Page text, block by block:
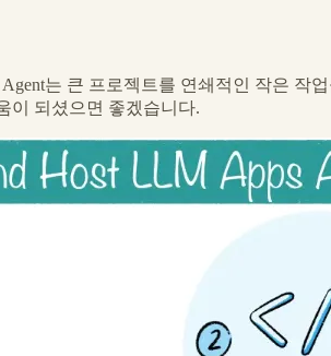
는 큰 프로젝트를 연쇄적인 작은
이 되셨으면 좋겠습니다.